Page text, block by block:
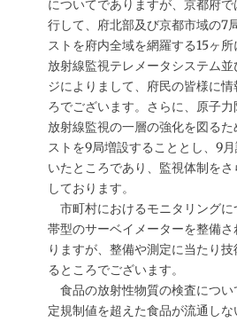
についてでありますが、京都府
行して、府北部及び京都市域の7
ストを府内全域を網羅する15ヶ
放射線監視テレメータシステム
ジによりまして、府民の皆様に
ろでございます。さらに、原子
放射線監視の一層の強化を図る
ストを9局増設することとし、9
いたところであり、監視体制を
しております。
市町村におけるモニタリングに
帯型のサーベイメーターを整備
りますが、整備や測定に当たり
るところでございます。
食品の放射性物質の検査につい
定規制値を超えた食品が流通し